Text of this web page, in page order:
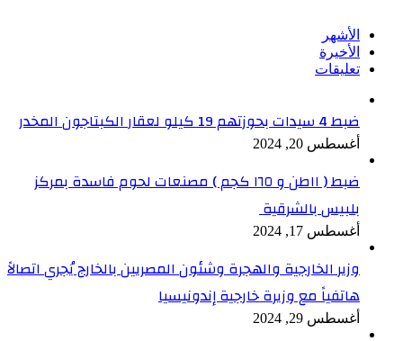
الأشهر
الأخيرة
تعليقات
ضبط 4 سيدات بحوزتهم 19 كيلو لعقار الكبتاجون المخدر
أغسطس 20, 2024
ضبط ( ١١طن و ١٦٥ كجم ) مصنعات لحوم فاسدة بمركز
بلبيس بالشرقية
أغسطس 17, 2024
وزير الخارجية والهجرة وشئون المصريين بالخارج يُجري اتصالاً
هاتفياً مع وزيرة خارجية إندونيسيا
أغسطس 29, 2024